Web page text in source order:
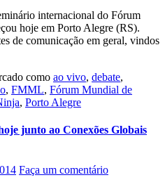
internacional do Fórum
hoje em Porto Alegre (RS).
de comunicação em geral, vindos
como ao vivo, debate,
, FMML, Fórum Mundial de
, Porto Alegre
junto ao Conexões Globais
Faça um comentário